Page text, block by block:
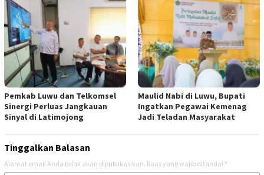
Pemkab Luwu dan Telkomsel
Sinergi Perluas Jangkauan
Sinyal di Latimojong
Maulid Nabi di Luwu, Bupati
Ingatkan Pegawai Kemenag
Jadi Teladan Masyarakat
Tinggalkan Balasan
Alamat email Anda tidak akan dipublikasikan. Ruas yang wajib ditandai *